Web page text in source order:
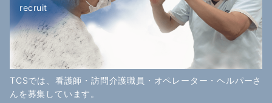
recruit
TCSでは、看護師・訪問介護職員・オペレーター・ヘルパーさ
んを募集しています。